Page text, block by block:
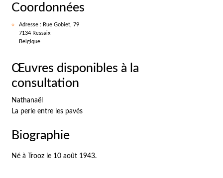
Coordonnées
Adresse : Rue Gobiet, 79
7134 Ressaix
Belgique
Œuvres disponibles à la
consultation
Nathanaël
La perle entre les pavés
Biographie
Né à Trooz le 10 août 1943.